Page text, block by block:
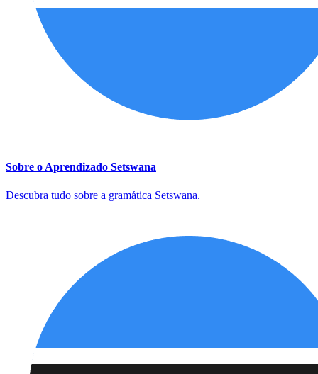
Sobre o Aprendizado Setswana
Descubra tudo sobre a gramática Setswana.